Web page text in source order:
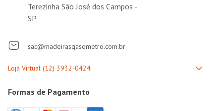
Terezinha São José dos Campos -
SP
sac@madeirasgasometro.com.br
Formas de Pagamento